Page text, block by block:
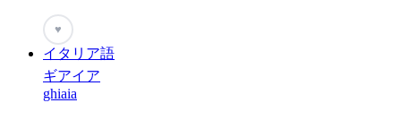
♥
イタリア語
ギアイア
ghiaia